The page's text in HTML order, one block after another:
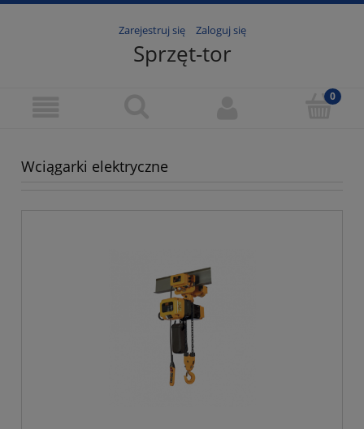
Zarejestruj się Zaloguj się
Sprzęt-tor
Wciągarki elektryczne